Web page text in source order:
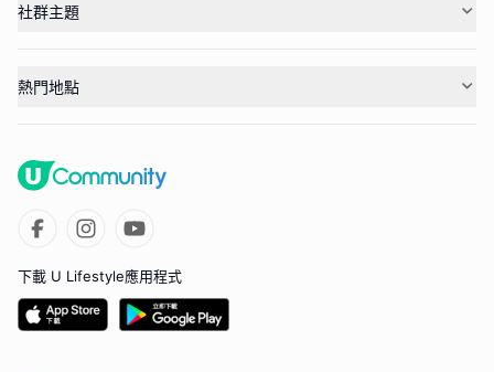
社群主題
熱門地點
下載 U Lifestyle應用程式